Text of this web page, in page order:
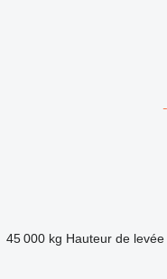
45 000 kg Hauteur de levée